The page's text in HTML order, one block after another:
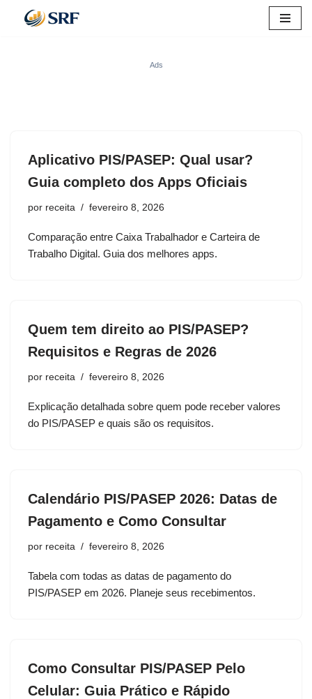
Ads
Aplicativo PIS/PASEP: Qual usar?
Guia completo dos Apps Oficiais
por receita fevereiro 8, 2026
Comparação entre Caixa Trabalhador e Carteira de
Trabalho Digital. Guia dos melhores apps.
Quem tem direito ao PIS/PASEP?
Requisitos e Regras de 2026
por receita fevereiro 8, 2026
Explicação detalhada sobre quem pode receber valores
do PIS/PASEP e quais são os requisitos.
Calendário PIS/PASEP 2026: Datas de
Pagamento e Como Consultar
por receita fevereiro 8, 2026
Tabela com todas as datas de pagamento do
PIS/PASEP em 2026. Planeje seus recebimentos.
Como Consultar PIS/PASEP Pelo
Celular: Guia Prático e Rápido